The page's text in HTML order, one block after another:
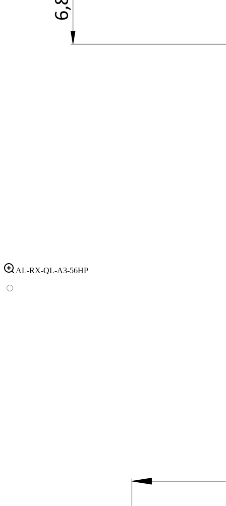
AL-RX-QL-A3-56HP